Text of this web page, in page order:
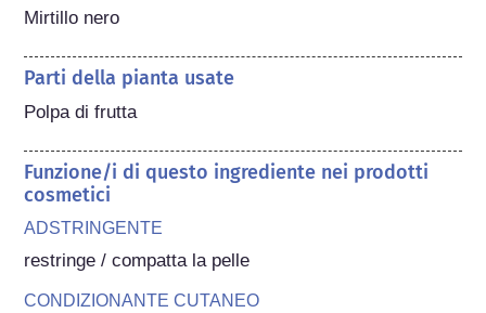
Mirtillo nero
Parti della pianta usate
Polpa di frutta
Funzione/i di questo ingrediente nei prodotti
cosmetici
ADSTRINGENTE
restringe / compatta la pelle
CONDIZIONANTE CUTANEO